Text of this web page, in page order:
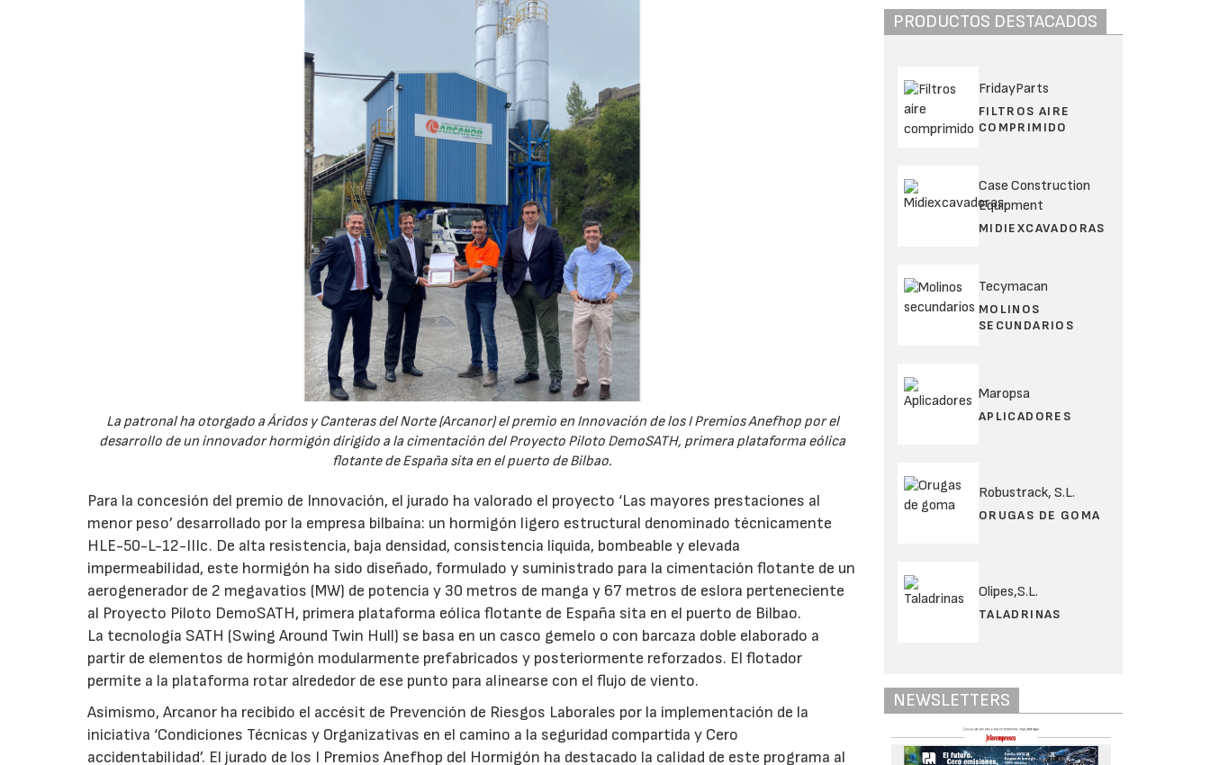
La patronal ha otorgado a Áridos y Canteras del Norte (Arcanor) el premio en Innovación de los I Premios Anefhop por el
desarrollo de un innovador hormigón dirigido a la cimentación del Proyecto Piloto DemoSATH, primera plataforma eólica
flotante de España sita en el puerto de Bilbao.
Para la concesión del premio de Innovación, el jurado ha valorado el proyecto ‘Las mayores prestaciones al
menor peso’ desarrollado por la empresa bilbaína: un hormigón ligero estructural denominado técnicamente
HLE-50-L-12-IIIc. De alta resistencia, baja densidad, consistencia líquida, bombeable y elevada
impermeabilidad, este hormigón ha sido diseñado, formulado y suministrado para la cimentación flotante de un
aerogenerador de 2 megavatios (MW) de potencia y 30 metros de manga y 67 metros de eslora perteneciente
al Proyecto Piloto DemoSATH, primera plataforma eólica flotante de España sita en el puerto de Bilbao.
La tecnología SATH (Swing Around Twin Hull) se basa en un casco gemelo o con barcaza doble elaborado a
partir de elementos de hormigón modularmente prefabricados y posteriormente reforzados. El flotador
permite a la plataforma rotar alrededor de ese punto para alinearse con el flujo de viento.
Asimismo, Arcanor ha recibido el accésit de Prevención de Riesgos Laborales por la implementación de la
iniciativa ‘Condiciones Técnicas y Organizativas en el camino a la seguridad compartida y Cero
accidentabilidad’. El jurado de los I Premios Anefhop del Hormigón ha destacado la calidad de este programa al
PRODUCTOS DESTACADOS
FridayParts
FILTROS AIRE
COMPRIMIDO
Case Construction
Equipment
MIDIEXCAVADORAS
Tecymacan
MOLINOS
SECUNDARIOS
Maropsa
APLICADORES
Robustrack, S.L.
ORUGAS DE GOMA
Olipes,S.L.
TALADRINAS
NEWSLETTERS